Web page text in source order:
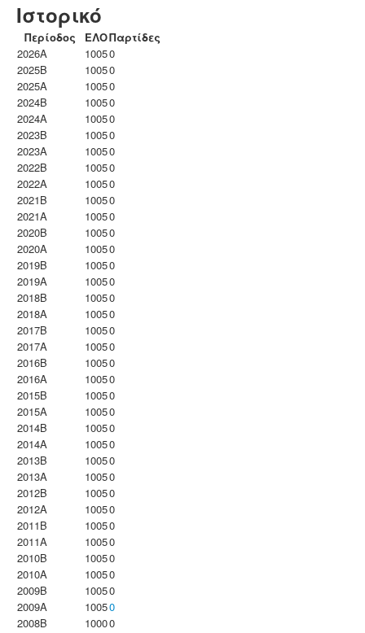
Ιστορικό
Περίοδος ΕΛΟΠαρτίδες
2026A
10050
2025B
10050
2025A
10050
2024B
10050
2024A
10050
2023B
10050
2023Α
10050
2022B
10050
2022A
10050
2021B
10050
2021A
10050
2020B
10050
2020A
10050
2019B
10050
2019A
10050
2018B
10050
2018A
10050
2017B
10050
2017A
10050
2016B
10050
2016A
10050
2015B
10050
2015A
10050
2014B
10050
2014A
10050
2013B
10050
2013A
10050
2012B
10050
2012A
10050
2011B
10050
2011A
10050
2010B
10050
2010A
10050
2009B
10050
2009A
10050
2008B
10000